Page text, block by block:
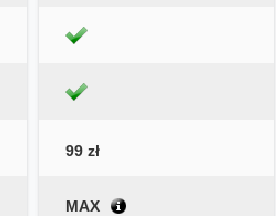
99 zł
MAX